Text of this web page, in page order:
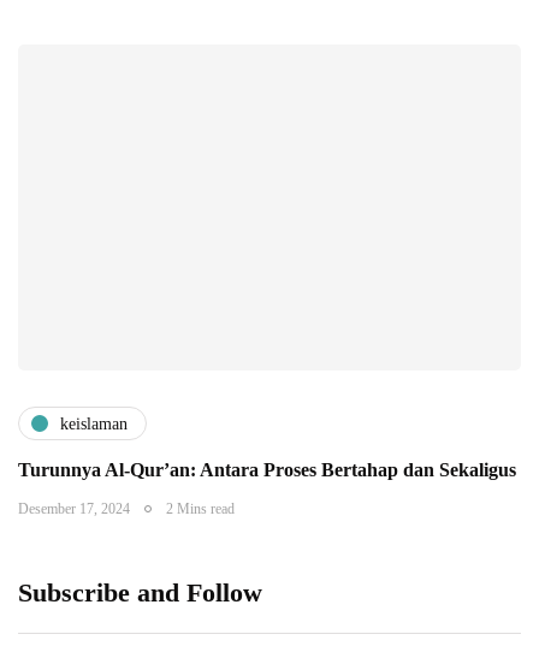
keislaman
Turunnya Al-Qur’an: Antara Proses Bertahap dan Sekaligus
Desember 17, 2024 2 Mins read
Subscribe and Follow